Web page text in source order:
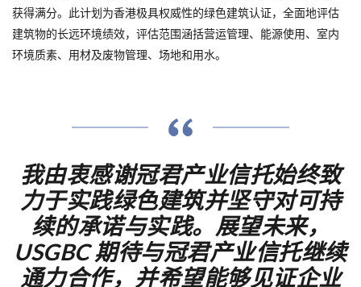
获得满分。此计划为香港极具权威性的绿色建筑认证，全面地评估
建筑物的长远环境绩效，评估范围涵括营运管理、能源使用、室内
环境质素、用材及废物管理、场地和用水。
我由衷感谢冠君产业信托始终致
力于实践绿色建筑并坚守对可持
续的承诺与实践。展望未来，
USGBC 期待与冠君产业信托继续
通力合作，并希望能够见证企业